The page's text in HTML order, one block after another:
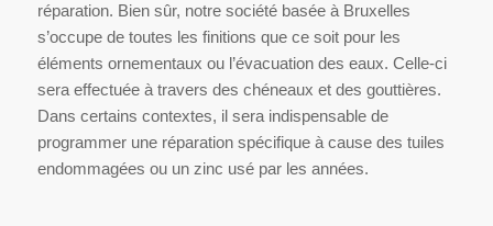
réparation. Bien sûr, notre société basée à Bruxelles
s’occupe de toutes les finitions que ce soit pour les
éléments ornementaux ou l’évacuation des eaux. Celle-ci
sera effectuée à travers des chéneaux et des gouttières.
Dans certains contextes, il sera indispensable de
programmer une réparation spécifique à cause des tuiles
endommagées ou un zinc usé par les années.